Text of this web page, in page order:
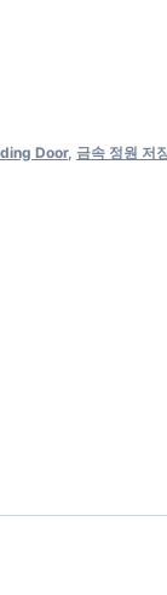
Door, 금속 정원 저